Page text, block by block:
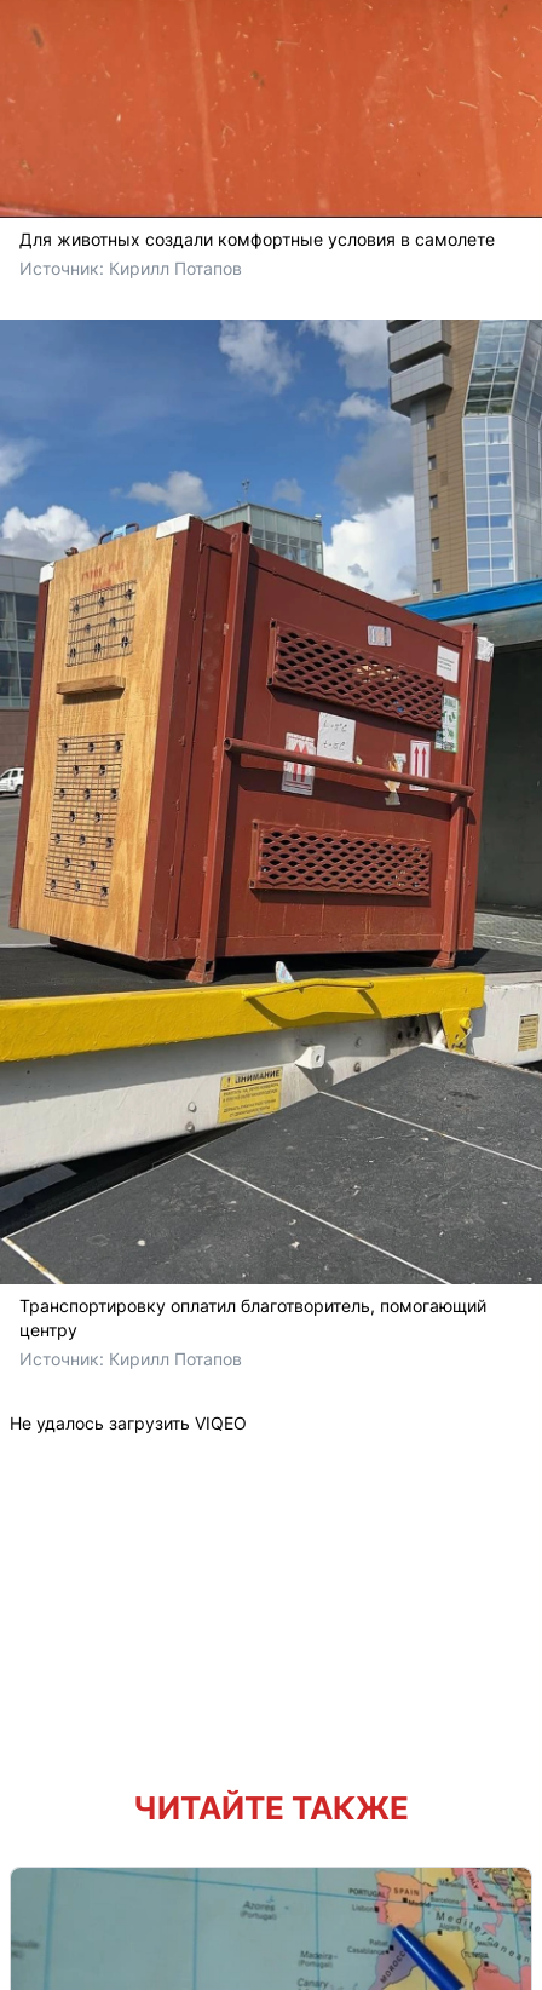
Для животных создали комфортные условия в самолете
Источник: Кирилл Потапов
Транспортировку оплатил благотворитель, помогающий
центру
Источник: Кирилл Потапов
Не удалось загрузить VIQEO
ЧИТАЙТЕ ТАКЖЕ